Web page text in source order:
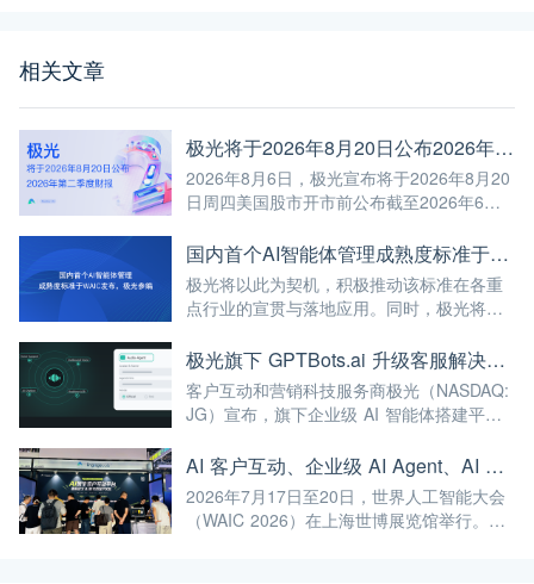
相关文章
极光将于2026年8月20日公布2026年第二季度财报
2026年8月6日，极光宣布将于2026年8月20
日周四美国股市开市前公布截至2026年6月
国内首个AI智能体管理成熟度标准于WAIC发布，极光参编
极光将以此为契机，积极推动该标准在各重
点行业的宣贯与落地应用。同时，极光将继
融入自身的产品与服务中，赋能更多企业实
现智能化转型，为我国人工智能产业规模
化、高端化发展注入强劲动能！
极光旗下 GPTBots.ai 升级客服解决方案：Audio Agent 打通企业通信线路，LINE 客服插件 2.0 同步上线
客户互动和营销科技服务商极光（NASDAQ:
JG）宣布，旗下企业级 AI 智能体搭建平台
Agent 正式支持通过 SIP 协议与 Twilio 对接
企业通信系统；LINE 客服插件 2.0 完成界面
重构并新增通知功能。
AI 客户互动、企业级 AI Agent、AI 内容生成集中亮相！极光旗下EngageLab WAIC 2026 现场回顾
2026年7月17日至20日，世界人工智能大会
（WAIC 2026）在上海世博展览馆举行。极